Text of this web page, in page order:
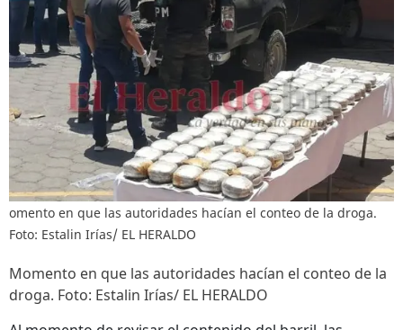
omento en que las autoridades hacían el conteo de la droga.
Foto: Estalin Irías/ EL HERALDO
Momento en que las autoridades hacían el conteo de la
droga. Foto: Estalin Irías/ EL HERALDO